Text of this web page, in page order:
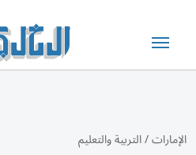
الإمارات/التربية والتعليم